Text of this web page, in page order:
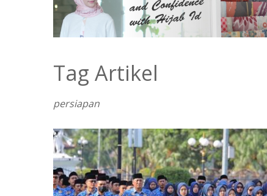
Tag Artikel
persiapan